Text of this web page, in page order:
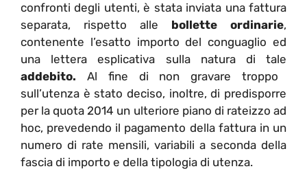
confronti degli utenti, è stata inviata una fattura
separata, rispetto alle bollette ordinarie,
contenente l’esatto importo del conguaglio ed
una lettera esplicativa sulla natura di tale
addebito. Al fine di non gravare troppo
sull’utenza è stato deciso, inoltre, di predisporre
per la quota 2014 un ulteriore piano di rateizzo ad
hoc, prevedendo il pagamento della fattura in un
numero di rate mensili, variabili a seconda della
fascia di importo e della tipologia di utenza.